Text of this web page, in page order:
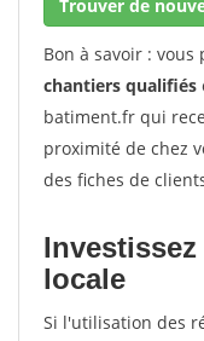
Trouver de
Bon à savoir :
chantiers qualifiés
batiment.fr qui
proximité de chez
des fiches de
locale
Si l'utilisation des